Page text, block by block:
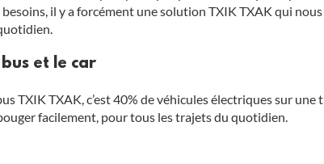
besoins, il y a forcément une solution TXIK TXAK qui
bus et le car
TXIK TXAK, c’est 40% de véhicules électriques sur
facilement, pour tous les trajets du quotidien.